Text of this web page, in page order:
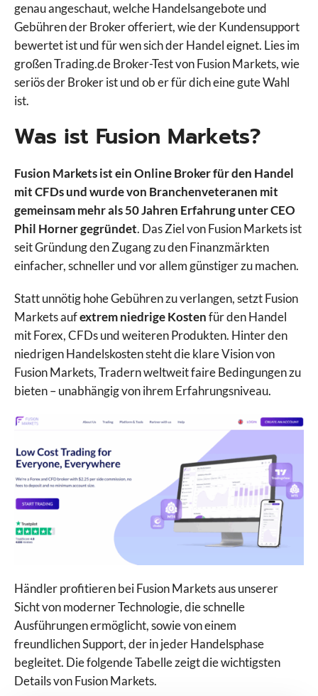
genau angeschaut, welche Handelsangebote und
Gebühren der Broker offeriert, wie der Kundensupport
bewertet ist und für wen sich der Handel eignet. Lies im
großen Trading.de Broker-Test von Fusion Markets, wie
seriös der Broker ist und ob er für dich eine gute Wahl
ist.
Was ist Fusion Markets?
Fusion Markets ist ein Online Broker für den Handel
mit CFDs und wurde von Branchenveteranen mit
gemeinsam mehr als 50 Jahren Erfahrung unter CEO
Phil Horner gegründet. Das Ziel von Fusion Markets ist
seit Gründung den Zugang zu den Finanzmärkten
einfacher, schneller und vor allem günstiger zu machen.
Statt unnötig hohe Gebühren zu verlangen, setzt Fusion
Markets aufextrem niedrige Kostenfür den Handel
mit Forex, CFDs und weiteren Produkten. Hinter den
niedrigen Handelskosten steht die klare Vision von
Fusion Markets, Tradern weltweit faire Bedingungen zu
bieten – unabhängig von ihrem Erfahrungsniveau.
Händler profitieren bei Fusion Markets aus unserer
Sicht von moderner Technologie, die schnelle
Ausführungen ermöglicht, sowie von einem
freundlichen Support, der in jeder Handelsphase
begleitet. Die folgende Tabelle zeigt die wichtigsten
Details von Fusion Markets.